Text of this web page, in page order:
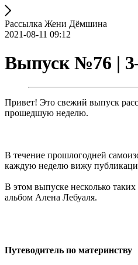
Рассылка Жени Дёмшина
2021-08-11 09:12
Выпуск №76 |
Привет! Это свежий выпуск
прошедшую неделю.
В течение прошлогодней
каждую неделю вижу
В этом выпуске несколько
альбом Алена Лебуаля.
Путеводитель по материнству